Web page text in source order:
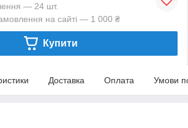
— 24 шт.
на сайті — 1 000 ₴
Купити
Доставка Оплата Умови